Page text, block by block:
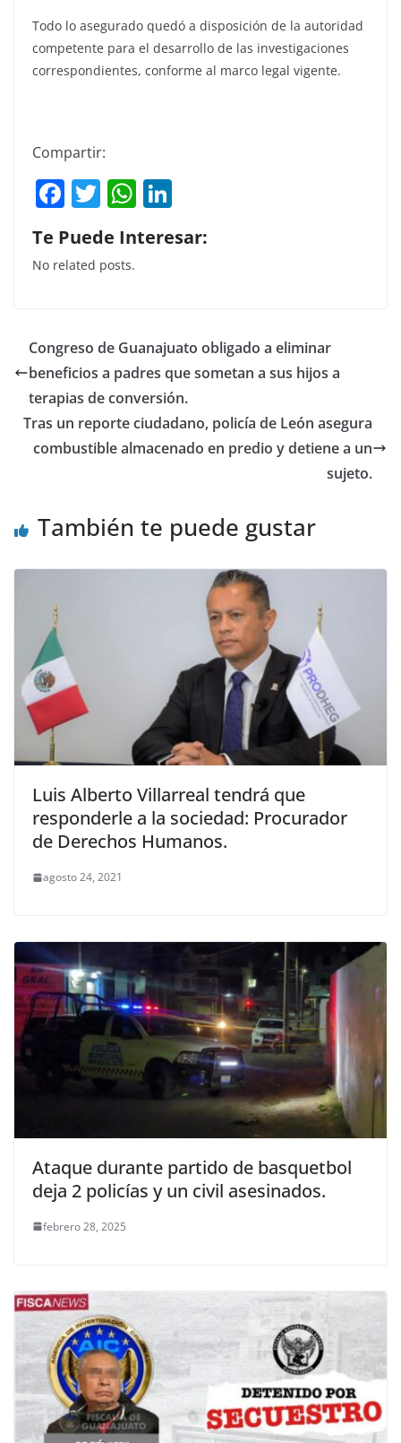
Todo lo asegurado quedó a disposición de la autoridad
competente para el desarrollo de las investigaciones
correspondientes, conforme al marco legal vigente.
Compartir:
F
a
c
e
o
o
k
T
w
itt
er
W
h
at
p
p
k
n
Te Puede Interesar:
No related posts.
Congreso de Guanajuato obligado a eliminar
beneficios a padres que sometan a sus hijos a
terapias de conversión.
Tras un reporte ciudadano, policía de León asegura
combustible almacenado en predio y detiene a un
sujeto.
También te puede gustar
Luis Alberto Villarreal tendrá que
responderle a la sociedad: Procurador
de Derechos Humanos.
agosto 24, 2021
Ataque durante partido de basquetbol
deja 2 policías y un civil asesinados.
febrero 28, 2025